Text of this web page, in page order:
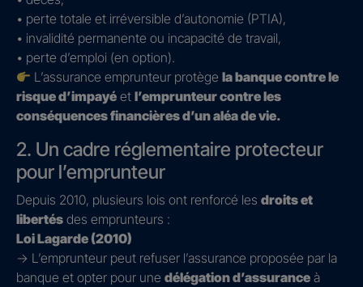
• perte totale et irréversible d’autonomie (PTIA),
• invalidité permanente ou incapacité de travail,
• perte d’emploi (en option).
L’assurance emprunteur protègela banque contre le
risque d’impayé et l’emprunteur contre les
conséquences financières d’un aléa de vie.
2. Un cadre réglementaire protecteur
pour l’emprunteur
Depuis 2010, plusieurs lois ont renforcé les droits et
libertés des emprunteurs :
Loi Lagarde (2010)
→ L’emprunteur peut refuser l’assurance proposée par la
banque et opter pour une délégation d’assurance à